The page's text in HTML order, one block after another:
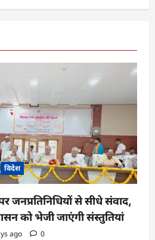
विदेश
जनप्रतिनिधियों से सीधे संवाद,
को भेजी जाएंगी संस्तुतियां
ago 0